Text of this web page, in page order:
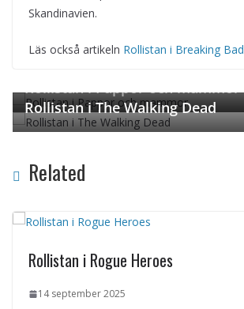
Skandinavien.
Läs också artikeln Rollistan i Breaking Bad
Rollistan i Pappor och mammor
Rollistan i The Walking Dead
Related
Rollistan i Rogue Heroes
14 september 2025